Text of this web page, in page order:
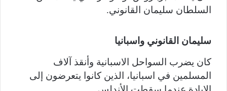
السلطان سليمان القانوني.
سليمان القانوني واسبانيا
كان يضرب السواحل الاسبانية وأنقذ آلاف
المسلمين في اسبانيا، الذين كانوا يتعرضون إلى